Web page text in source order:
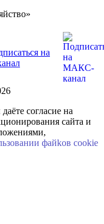
согласие на
сайта и
файkов cookie